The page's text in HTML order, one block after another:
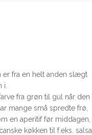
er fra en helt anden slægt
i.
fra grøn til gul når den
mange små spredte frø,
en aperitif før middagen,
køkken til f.eks. salsa